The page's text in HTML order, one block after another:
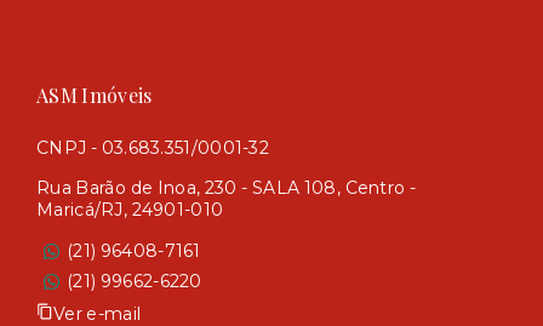
ASM Imóveis
CNPJ - 03.683.351/0001-32
Rua Barão de Inoa, 230 - SALA 108, Centro -
Maricá/RJ, 24901-010
(21) 96408-7161
(21) 99662-6220
Ver e-mail